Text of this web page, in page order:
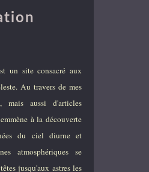
un site consacré aux
Au travers de mes
mais aussi d'articles
à la découverte
du ciel diurne et
atmosphériques se
jusqu'aux astres les